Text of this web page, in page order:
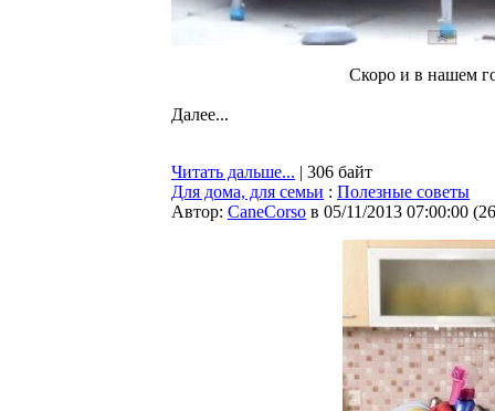
Скоро и в нашем
Далее...
Читать дальше... | 306 байт
Для дома, для семьи : Полезные советы
Автор: CaneCorso в 05/11/2013 07:00:00 (